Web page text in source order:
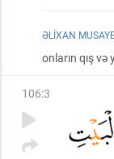
ƏLIXAN
onların qış
106:3